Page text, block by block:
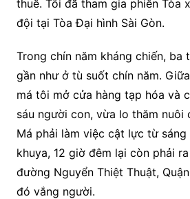
thuế. Tôi đã tham gia phiên Tòa
đội tại Tòa Đại hình Sài Gòn.
Trong chín năm kháng chiến, ba
gần như ở tù suốt chín năm.
má tôi mở cửa hàng tạp hóa và
sáu người con, vừa lo thăm nuôi
Má phải làm việc cật lực từ
khuya, 12 giờ đêm lại còn phải
đường Nguyển Thiệt Thuật,
đó vắng người.